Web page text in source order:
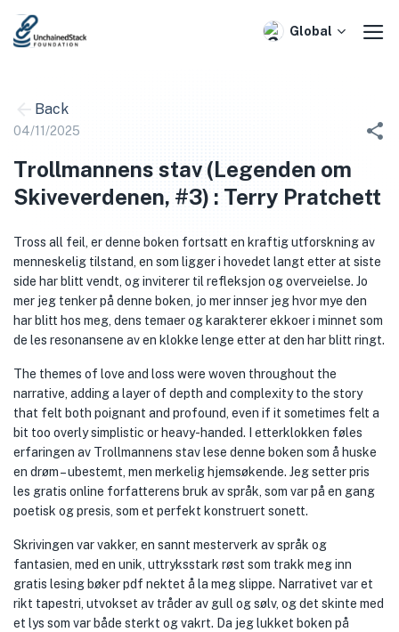
Skip
Global
Back
04/11/2025
Trollmannens stav (Legenden om
Skiveverdenen, #3) : Terry Pratchett
Tross all feil, er denne boken fortsatt en kraftig utforskning av
menneskelig tilstand, en som ligger i hovedet langt etter at siste
side har blitt vendt, og inviterer til refleksjon og overveielse. Jo
mer jeg tenker på denne boken, jo mer innser jeg hvor mye den
har blitt hos meg, dens temaer og karakterer ekkoer i minnet som
de les resonansene av en klokke lenge etter at den har blitt ringt.
The themes of love and loss were woven throughout the
narrative, adding a layer of depth and complexity to the story
that felt both poignant and profound, even if it sometimes felt a
bit too overly simplistic or heavy-handed. I etterklokken føles
erfaringen av Trollmannens stav lese denne boken som å huske
en drøm – ubestemt, men merkelig hjemsøkende. Jeg setter pris
les gratis online forfatterens bruk av språk, som var på en gang
poetisk og presis, som et perfekt konstruert sonett.
Skrivingen var vakker, en sannt mesterverk av språk og
fantasien, med en unik, uttryksstark røst som trakk meg inn
gratis lesing bøker pdf nektet å la meg slippe. Narrativet var et
rikt tapestri, utvokset av tråder av gull og sølv, og det skinte med
et lys som var både sterkt og vakrt. Da jeg lukket boken på